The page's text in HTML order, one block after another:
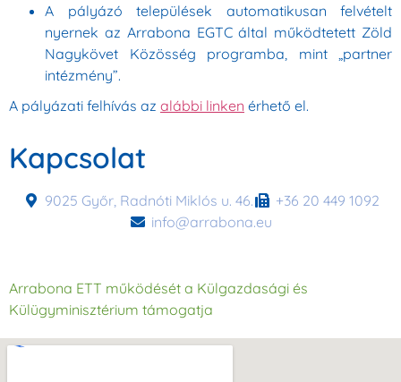
A pályázó települések automatikusan felvételt
nyernek az Arrabona EGTC által működtetett Zöld
Nagykövet Közösség programba, mint „partner
intézmény”.
A pályázati felhívás az alábbi linken érhető el.
Kapcsolat
9025 Győr, Radnóti Miklós u. 46.
+36 20 449 1092
info@arrabona.eu
Arrabona ETT működését a Külgazdasági és
Külügyminisztérium támogatja